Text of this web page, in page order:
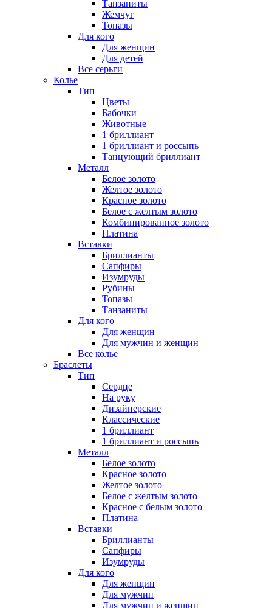
Танзаниты
Жемчуг
Топазы
Для кого
Для женщин
Для детей
Все серьги
Колье
Тип
Цветы
Бабочки
Животные
1 бриллиант
1 бриллиант и россыпь
Танцующий бриллиант
Металл
Белое золото
Желтое золото
Красное золото
Белое с желтым золото
Комбинированное золото
Платина
Вставки
Бриллианты
Сапфиры
Изумруды
Рубины
Топазы
Танзаниты
Для кого
Для женщин
Для мужчин и женщин
Все колье
Браслеты
Тип
Сердце
На руку
Дизайнерские
Классические
1 бриллиант
1 бриллиант и россыпь
Металл
Белое золото
Красное золото
Желтое золото
Белое с желтым золото
Красное с белым золото
Платина
Вставки
Бриллианты
Сапфиры
Изумруды
Для кого
Для женщин
Для мужчин
Для мужчин и женщин